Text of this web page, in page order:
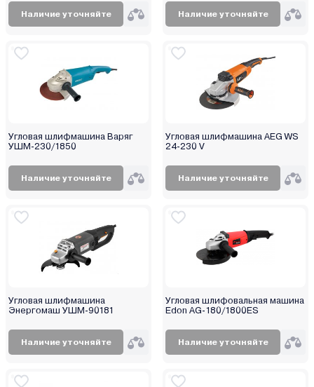
Starwind
Stromo
Sturm
Thorvik
Torker
TOTAL
Vega
Verto
WMC Tools
Worb
Worx
Наличие уточняйте Наличие уточняйте
Угловая шлифмашина Варяг
УШМ-230/1850
Наличие уточняйте
Угловая шлифмашина AEG WS
24-230 V
Наличие уточняйте
Угловая шлифмашина
Энергомаш УШМ-90181
Наличие уточняйте
Угловая шлифовальная машина
Edon AG-180/1800ES
Наличие уточняйте